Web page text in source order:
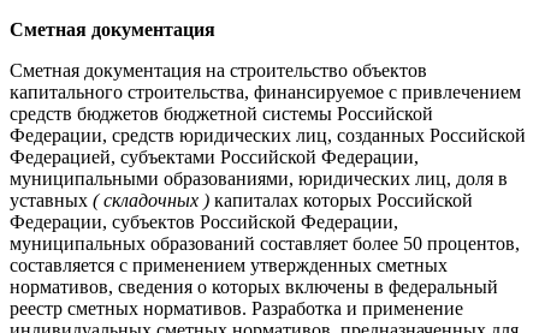
Сметная документация
Сметная документация на строительство объектов
капитального строительства, финансируемое с привлечением
средств бюджетов бюджетной системы Российской
Федерации, средств юридических лиц, созданных Российской
Федерацией, субъектами Российской Федерации,
муниципальными образованиями, юридических лиц, доля в
уставных ( складочных ) капиталах которых Российской
Федерации, субъектов Российской Федерации,
муниципальных образований составляет более 50 процентов,
составляется с применением утвержденных сметных
нормативов, сведения о которых включены в федеральный
реестр сметных нормативов. Разработка и применение